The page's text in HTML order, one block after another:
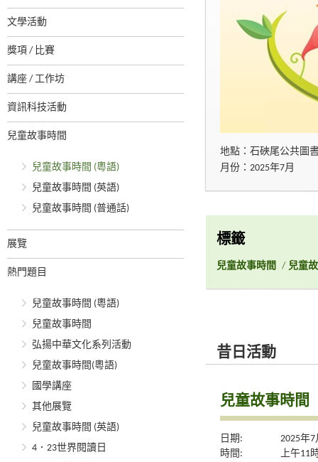
文學活動
獎項 / 比賽
講座 / 工作坊
資訊科技活動
兒童故事時間
兒童故事時間 (粵語)
兒童故事時間 (英語)
兒童故事時間 (普通話)
展覽
熱門題目
兒童故事時間 (粵語)
兒童故事時間
弘揚中華文化系列活動
兒童故事時間(粵語)
國學講座
其他展覽
兒童故事時間 (英語)
4．23世界閱讀日
地點：石硤尾公共圖
月份：2025年7月
標籤
兒童故事時間 / 兒童
昔日活動
兒童故事時間
日期:
2025年
時間:
上午11